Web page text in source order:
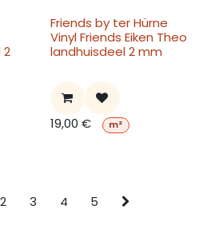
2
Friends by ter Hürne
Vinyl Friends Eiken Theo
landhuisdeel 2 mm
19,00 € m²
2 3 4 5